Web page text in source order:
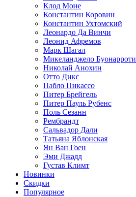
Клод Моне
Константин Коровин
Константин Ухтомский
Леонардо Да Винчи
Леонид Афремов
Марк Шагал
Микеланджело Буонарроти
Николай Анохин
Отто Дикс
Пабло Пикассо
Питер Брейгель
Питер Пауль Рубенс
Поль Сезанн
Рембрандт
Сальвадор Дали
Татьяна Яблонская
Ян Ван Гоен
Эми Джадд
Густав Климт
Новинки
Скидки
Популярное